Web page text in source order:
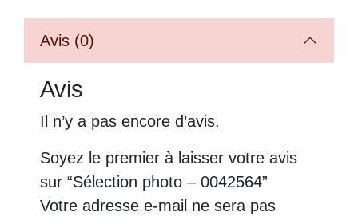
Avis (0)
Avis
Il n’y a pas encore d’avis.
Soyez le premier à laisser votre avis
sur “Sélection photo – 0042564”
Votre adresse e-mail ne sera pas